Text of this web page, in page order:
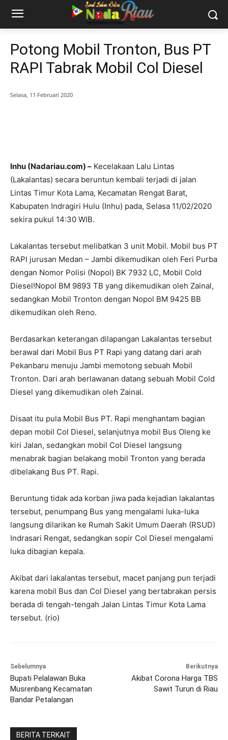
Potong Mobil Tronton, Bus PT
RAPI Tabrak Mobil Col Diesel
Selasa, 11 Februari 2020
Inhu (Nadariau.com) – Kecelakaan Lalu Lintas
(Lakalantas) secara beruntun kembali terjadi di jalan
Lintas Timur Kota Lama, Kecamatan Rengat Barat,
Kabupaten Indragiri Hulu (Inhu) pada, Selasa 11/02/2020
sekira pukul 14:30 WIB.
Lakalantas tersebut melibatkan 3 unit Mobil. Mobil bus PT
RAPI jurusan Medan – Jambi dikemudikan oleh Feri Purba
dengan Nomor Polisi (Nopol) BK 7932 LC, Mobil Cold
Diesel!Nopol BM 9893 TB yang dikemudikan oleh Zainal,
sedangkan Mobil Tronton dengan Nopol BM 9425 BB
dikemudikan oleh Reno.
Berdasarkan keterangan dilapangan Lakalantas tersebut
berawal dari Mobil Bus PT Rapi yang datang dari arah
Pekanbaru menuju Jambi memotong sebuah Mobil
Tronton. Dari arah berlawanan datang sebuah Mobil Cold
Diesel yang dikemudikan oleh Zainal.
Disaat itu pula Mobil Bus PT. Rapi menghantam bagian
depan mobil Col Diesel, selanjutnya mobil Bus Oleng ke
kiri Jalan, sedangkan mobil Col Diesel langsung
menabrak bagian belakang mobil Tronton yang berada
dibelakang Bus PT. Rapi.
Beruntung tidak ada korban jiwa pada kejadian lakalantas
tersebut, penumpang Bus yang mengalami luka-luka
langsung dilarikan ke Rumah Sakit Umum Daerah (RSUD)
Indrasari Rengat, sedangkan sopir Col Diesel mengalami
luka dibagian kepala.
Akibat dari lakalantas tersebut, macet panjang pun terjadi
karena mobil Bus dan Col Diesel yang bertabrakan persis
berada di tengah-tengah Jalan Lintas Timur Kota Lama
tersebut. (rio)
Sebelumnya
Bupati Pelalawan Buka
Musrenbang Kecamatan
Bandar Petalangan
Berikutnya
Akibat Corona Harga TBS
Sawit Turun di Riau
BERITA TERKAIT